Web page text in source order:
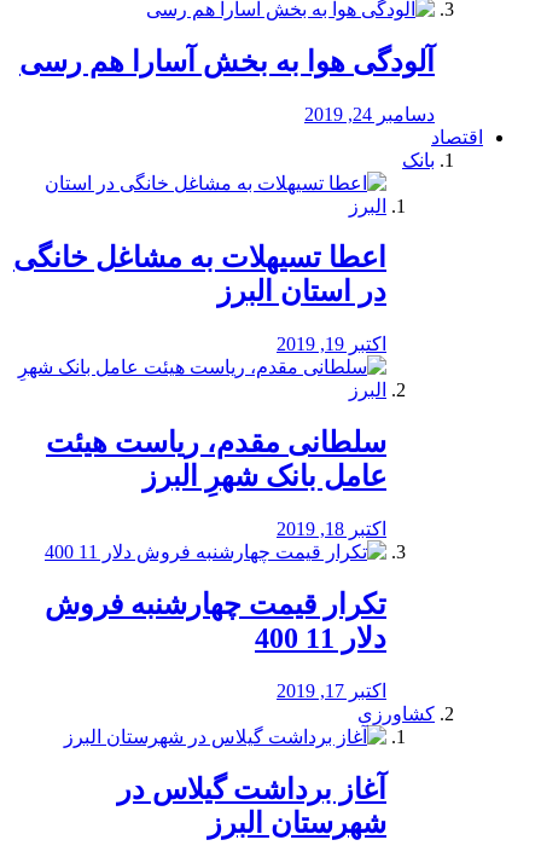
آلودگی هوا به بخش آسارا هم رسی
دسامبر 24, 2019
اقتصاد
بانک
️اعطا تسیهلات به مشاغل خانگی
در استان البرز
اکتبر 19, 2019
سلطانی مقدم، ریاست هیئت
عامل بانک شهرِ البرز
اکتبر 18, 2019
تکرار قیمت چهارشنبه فروش
دلار 11 400
اکتبر 17, 2019
کشاورزی
آغاز برداشت گیلاس در
شهرستان البرز